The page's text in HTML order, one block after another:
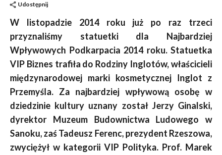
Udostępnij
W listopadzie 2014 roku już po raz trzeci
przyznaliśmy statuetki dla Najbardziej
Wpływowych Podkarpacia 2014 roku. Statuetka
VIP Biznes trafiła do Rodziny Inglotów, właścicieli
międzynarodowej marki kosmetycznej Inglot z
Przemyśla. Za najbardziej wpływową osobę w
dziedzinie kultury uznany został Jerzy Ginalski,
dyrektor Muzeum Budownictwa Ludowego w
Sanoku, zaś Tadeusz Ferenc, prezydent Rzeszowa,
zwyciężył w kategorii VIP Polityka. Prof. Marek